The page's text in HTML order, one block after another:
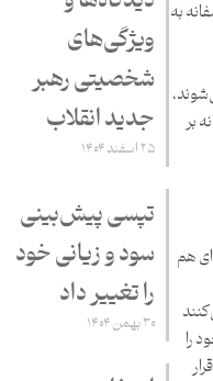
به
بر
هم
را
ویژگی‌های
شخصیتی رهبر
جدید انقلاب
۲۵ اسفند ۱۴۰۴
تپسی پیش‌بینی
سود و زیانی خود
را تغییر داد
۳۰ بهمن ۱۴۰۴